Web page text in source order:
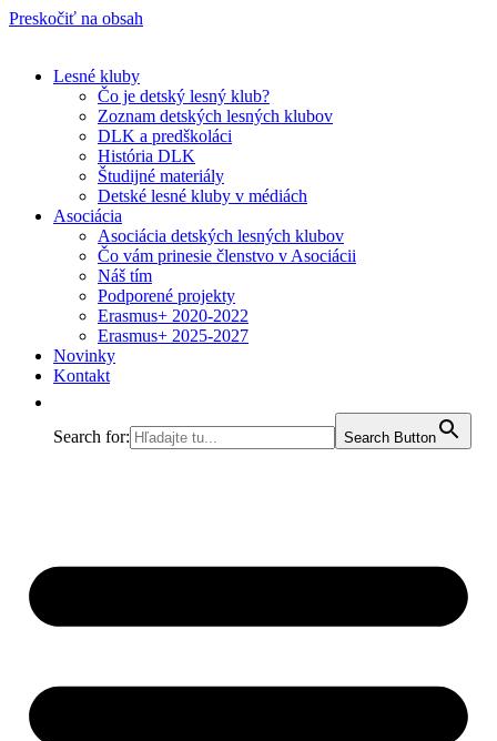
Preskočiť na obsah
Lesné kluby
Čo je detský lesný klub?
Zoznam detských lesných klubov
DLK a predškoláci
História DLK
Študijné materiály
Detské lesné kluby v médiách
Asociácia
Asociácia detských lesných klubov
Čo vám prinesie členstvo v Asociácii
Náš tím
Podporené projekty
Erasmus+ 2020-2022
Erasmus+ 2025-2027
Novinky
Kontakt
Search for: Search Button